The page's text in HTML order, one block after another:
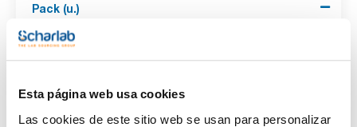
Esta página web usa cookies
Las cookies de este sitio web se usan para personalizar
Pack (u.)
10(1)
5(1)